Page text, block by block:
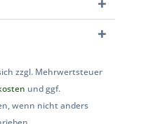
zzgl. Mehrwertsteuer
und ggf.
wenn nicht anders